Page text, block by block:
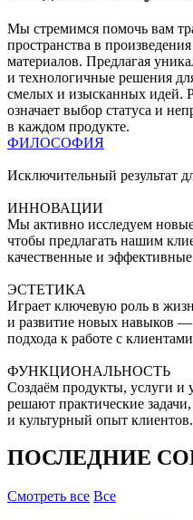
Мы стремимся помочь вам
пространства в
материалов. Предлагая
и технологичные решения
смелых и изысканных идей.
означает выбор статуса и
в каждом продукте.
ФИЛОСОФИЯ
Исключительный результат
ИННОВАЦИИ
Мы активно исследуем
чтобы предлагать нашим
качественные и
ЭСТЕТИКА
Играет ключевую роль в
и развитие новых навыков —
подхода к работе с
ФУНКЦИОНАЛЬНОСТЬ
Создаём продукты, услуги и
решают практические
и культурный опыт клиентов.
ПОСЛЕДНИЕ
Смотреть все Все